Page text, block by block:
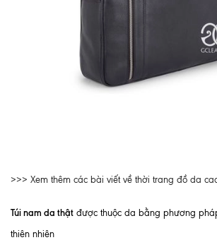
>>> Xem thêm các bài viết về thời trang đồ da
Túi nam da thật được thuộc da bằng phương
thiên nhiên